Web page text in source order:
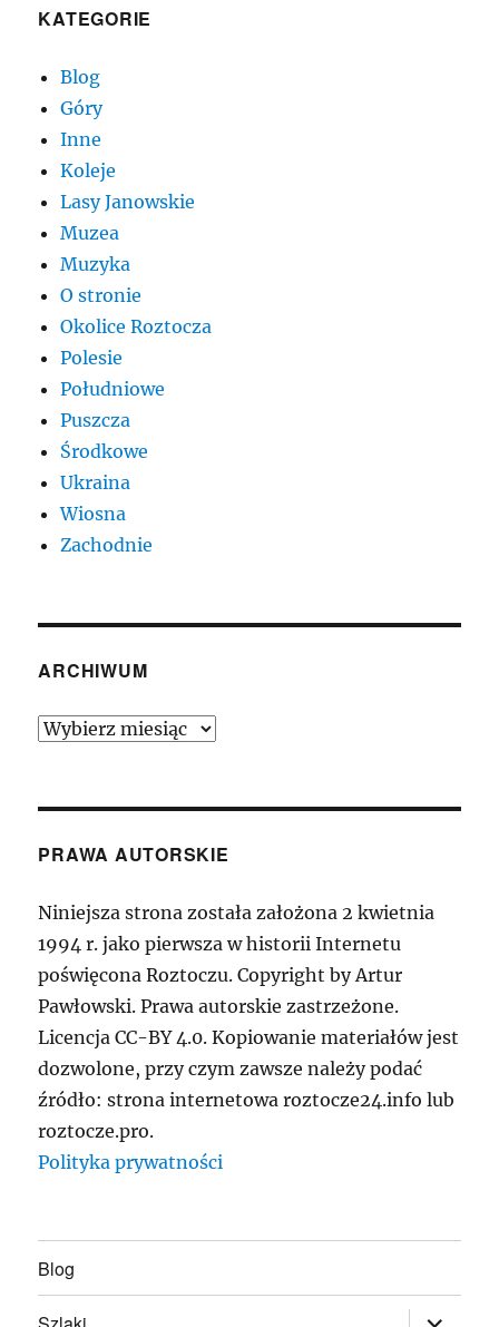
KATEGORIE
Blog
Góry
Inne
Koleje
Lasy Janowskie
Muzea
Muzyka
O stronie
Okolice Roztocza
Polesie
Południowe
Puszcza
Środkowe
Ukraina
Wiosna
Zachodnie
ARCHIWUM
Archiwum
PRAWA AUTORSKIE
Niniejsza strona została założona 2 kwietnia
1994 r. jako pierwsza w historii Internetu
poświęcona Roztoczu. Copyright by Artur
Pawłowski. Prawa autorskie zastrzeżone.
Licencja CC-BY 4.0. Kopiowanie materiałów jest
dozwolone, przy czym zawsze należy podać
źródło: strona internetowa roztocze24.info lub
roztocze.pro.
Polityka prywatności
Blog
rozwiń